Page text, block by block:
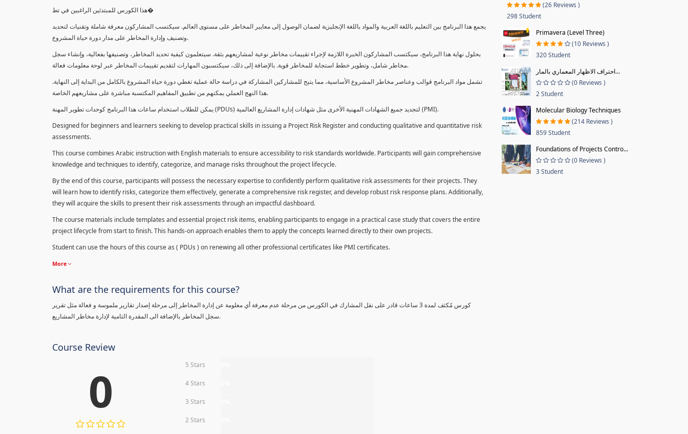
هذا الكورس للمبتدئين الراغبين في تط�
يجمع هذا البرنامج بين التعليم باللغة العربية والمواد باللغة الإنجليزية لضمان الوصول إلى معايير المخاطر على مستوى العالم. سيكتسب المشاركون معرفة شاملة وتقنيات لتحديد
وتصنيف وإدارة المخاطر على مدار دورة حياة المشروع.
بحلول نهاية هذا البرنامج، سيكتسب المشاركون الخبرة اللازمة لإجراء تقييمات مخاطر نوعية لمشاريعهم بثقة. سيتعلمون كيفية تحديد المخاطر، وتصنيفها بفعالية، وإنشاء سجل
مخاطر شامل، وتطوير خطط استجابة للمخاطر قوية. بالإضافة إلى ذلك، سيكتسبون المهارات لتقديم تقييمات المخاطر عبر لوحة معلومات فعالة.
تشمل مواد البرنامج قوالب وعناصر مخاطر المشروع الأساسية، مما يتيح للمشاركين المشاركة في دراسة حالة عملية تغطي دورة حياة المشروع بالكامل من البداية إلى النهاية.
هذا النهج العملي يمكنهم من تطبيق المفاهيم المكتسبة مباشرة على مشاريعهم الخاصة.
يمكن للطلاب استخدام ساعات هذا البرنامج كوحدات تطوير المهنة (PDUs) لتجديد جميع الشهادات المهنية الأخرى مثل شهادات إدارة المشاريع العالمية (PMI).
Designed for beginners and learners seeking to develop practical skills in issuing a Project Risk Register and conducting qualitative and quantitative risk
assessments.
This course combines Arabic instruction with English materials to ensure accessibility to risk standards worldwide. Participants will gain comprehensive
knowledge and techniques to identify, categorize, and manage risks throughout the project lifecycle.
By the end of this course, participants will possess the necessary expertise to confidently perform qualitative risk assessments for their projects. They
will learn how to identify risks, categorize them effectively, generate a comprehensive risk register, and develop robust risk response plans. Additionally,
they will acquire the skills to present their risk assessments through an impactful dashboard.
The course materials include templates and essential project risk items, enabling participants to engage in a practical case study that covers the entire
project lifecycle from start to finish. This hands-on approach enables them to apply the concepts learned directly to their own projects.
Student can use the hours of this course as ( PDUs ) on renewing all other professional certificates like PMI certificates.
More
What are the requirements for this course?
كورس مٌكثف لمدة 3 ساعات قادر على نقل المشارك في الكورس من مرحلة عدم معرفة أي معلومة عن إدارة المخاطر إلى مرحلة إصدار تقارير ملموسة و فعالة مثل تقرير
سجل المخاطر بالإضافة الى المقدرة التامية لإدارة مخاطر المشاريع.
Course Review
0 5 Stars
4 Stars
3 Stars
2 Stars
(26 Reviews )
298 Student
Primavera (Level Three)
(10 Reviews )
320 Student
احتراف الاظهار المعماري بالمار...
(0 Reviews )
2 Student
Molecular Biology Techniques
(214 Reviews )
859 Student
Foundations of Projects Contro...
(0 Reviews )
3 Student